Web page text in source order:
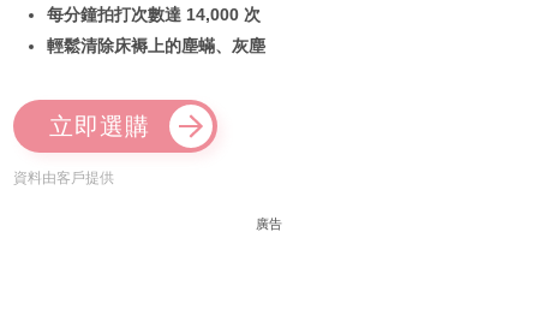
每分鐘拍打次數達 14,000 次
輕鬆清除床褥上的塵蟎、灰塵
立即選購
資料由客戶提供
廣告